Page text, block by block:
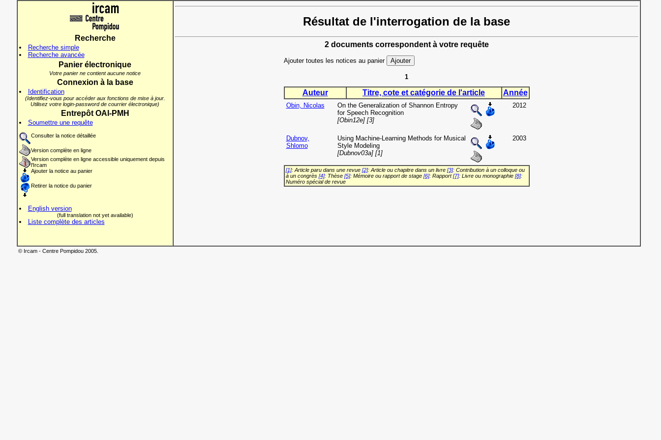
Recherche
Recherche simple
Recherche avancée
Panier électronique
Votre panier ne contient aucune notice
Connexion à la base
Identification
(Identifiez-vous pour accéder aux fonctions de mise à jour.
Utilisez votre login-password de courrier électronique)
Entrepôt OAI-PMH
Soumettre une requête
Consulter la notice détaillée
Version complète en ligne
Version complète en ligne accessible uniquement depuis
l'Ircam
Ajouter la notice au panier
Retirer la notice du panier
English version
(full translation not yet available)
Liste complète des articles
Résultat de l'interrogation de la base
2 documents correspondent à votre requête
Ajouter toutes les notices au panier
1
Auteur Titre, cote et catégorie de l'article Année
Obin, Nicolas
On the Generalization of Shannon Entropy
for Speech Recognition
[Obin12e] [3]
2012
Dubnov,
Shlomo
Using Machine-Learning Methods for Musical
Style Modeling
[Dubnov03a] [1]
2003
[1]: Article paru dans une revue [2]: Article ou chapitre dans un livre [3]: Contribution à un colloque ou
à un congrès [4]: Thèse [5]: Mémoire ou rapport de stage [6]: Rapport[7]: Livre ou monographie [8]:
Numéro spécial de revue
© Ircam - Centre Pompidou 2005.